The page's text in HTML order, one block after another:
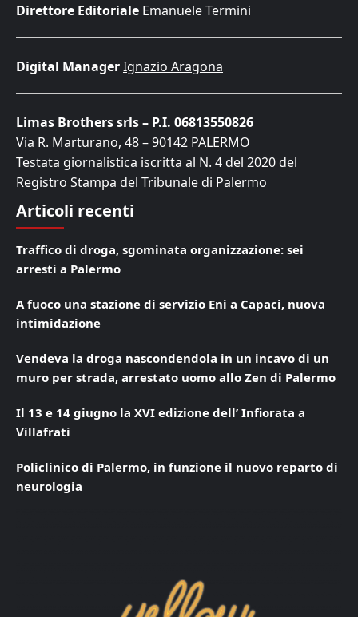
Direttore Editoriale Emanuele Termini
Digital ManagerIgnazio Aragona
Limas Brothers srls – P.I. 06813550826
Via R. Marturano, 48 – 90142 PALERMO
Testata giornalistica iscritta al N. 4 del 2020 del
Registro Stampa del Tribunale di Palermo
Articoli recenti
Traffico di droga, sgominata organizzazione: sei
arresti a Palermo
A fuoco una stazione di servizio Eni a Capaci, nuova
intimidazione
Vendeva la droga nascondendola in un incavo di un
muro per strada, arrestato uomo allo Zen di Palermo
Il 13 e 14 giugno la XVI edizione dell’ Infiorata a
Villafrati
Policlinico di Palermo, in funzione il nuovo reparto di
neurologia